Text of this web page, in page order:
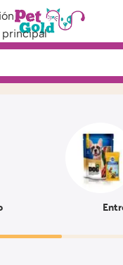
principal
Producto Página 4